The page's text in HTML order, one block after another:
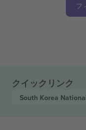
フ
クイックリンク
South Korea